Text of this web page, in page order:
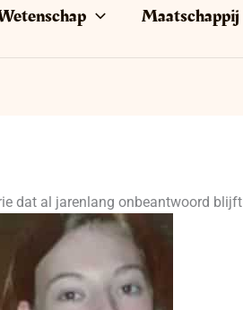
Maatschappij
dat al jarenlang onbeantwoord blijft